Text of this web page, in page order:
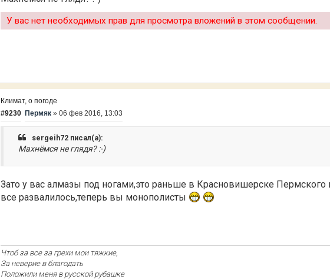
У вас нет необходимых прав для просмотра вложений в этом сообщении.
Климат, о погоде
#9230 Пермяк »06 фев 2016, 13:03
sergeih72 писал(а):
Махнёмся не глядя? :-)
Зато у вас алмазы под ногами,это раньше в Красновишерске
все развалилось,теперь вы монополисты
Чтоб за все за грехи мои тяжкие,
За неверие в благодать
Положили меня в русской рубашке